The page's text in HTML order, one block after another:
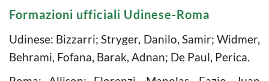
Formazioni ufficiali Udinese-Roma
Udinese: Bizzarri; Stryger, Danilo, Samir; Widmer,
Behrami, Fofana, Barak, Adnan; De Paul, Perica.